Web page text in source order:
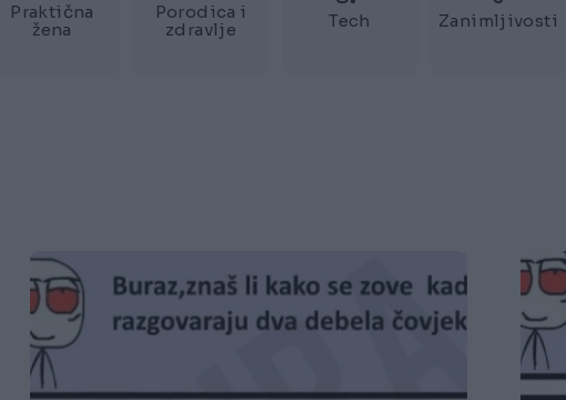
Praktična
žena
Porodica i
zdravlje
Tech Zanimljivosti